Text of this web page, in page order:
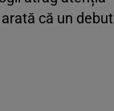
că un debut